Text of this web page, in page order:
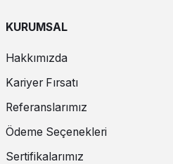
KURUMSAL
Hakkımızda
Kariyer Fırsatı
Referanslarımız
Ödeme Seçenekleri
Sertifikalarımız